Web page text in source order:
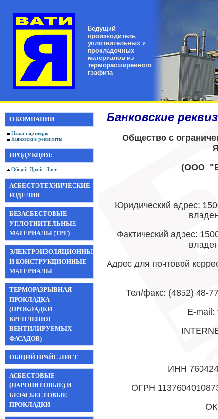
Ведущий
производитель
уплотнительных и
прокладочных
материалов из
терморасширенного
графита
О КОМПАНИИ
Наши партнеры
Банковские реквизиты
ПРОДУКЦИЯ:
Общий Прайс-Лист
АСБЕСТОТЕХНИЧЕСКИЕ
ИЗДЕЛИЯ
БЕЗАСБЕСТОВЫЕ
УПЛОТНИТЕЛЬНЫЕ
МАТЕРИАЛЫ (ТРГ)
ЭЛЕКТРОИЗОЛЯЦИОННЫЕ
И КОНСТРУКЦИОННЫЕ
МАТЕРИАЛЫ
ТЕРМОРАЗРЫВНАЯ
ПРОКЛАДКА
(ПРОКЛАДКИ
КРЕПЛЕНИЯ
ВЕНТИЛИРУЕМЫХ
ФАСАДОВ)
ОБЩИЙ ПРАЙС ЛИСТ
АСБЕСТОВЫЕ
(ПАРОНИТОВЫЕ) И
БЕЗАСБЕСТОВЫЕ
ПРОКЛАДКИ
Банковские
Общество с
(ООО
Юридический адрес:
Фактический адрес:
Адрес для почтовой
Тел/факс: (4852) 48-
E-mail:
ИНН
ОГРН